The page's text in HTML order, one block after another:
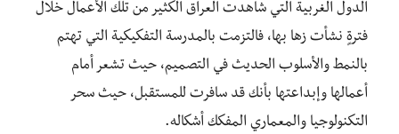
الدول الغربية التي شاهدت العراق الكثير من تلك الأعمال خلال
فترةٍ نشأت زها بها، فالتزمت بالمدرسة التفكيكية التي تهتم
بالنمط والأسلوب الحديث في التصميم، حيث تشعر أمام
أعمالها وإبداعتها بأنك قد سافرت للمستقبل، حيث سحر
التكنولوجيا والمعماري المفكك أشكاله.